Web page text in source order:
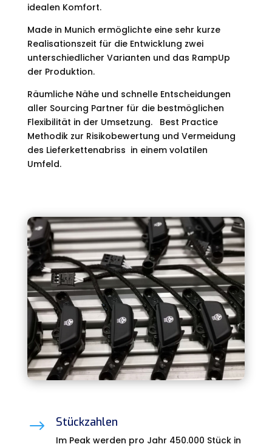
idealen Komfort.
Made in Munich ermöglichte eine sehr kurze
Realisationszeit für die Entwicklung zwei
unterschiedlicher Varianten und das RampUp
der Produktion.
Räumliche Nähe und schnelle Entscheidungen
aller Sourcing Partner für die bestmöglichen
Flexibilität in der Umsetzung.
Best Practice
Methodik zur Risikobewertung und Vermeidung
des Lieferkettenabriss in einem volatilen
Umfeld.
$ Stückzahlen
Im Peak werden pro Jahr 450.000 Stück in